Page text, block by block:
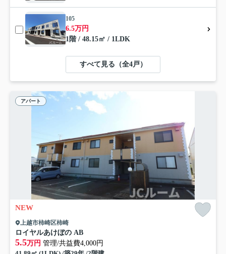
105
6.5万円
1階 / 48.15㎡ / 1LDK
すべて見る（全4戸）
アパート
NEW
上越市柿崎区柿崎
ロイヤルあけぼの AB
5.5万円 管理/共益費4,000円